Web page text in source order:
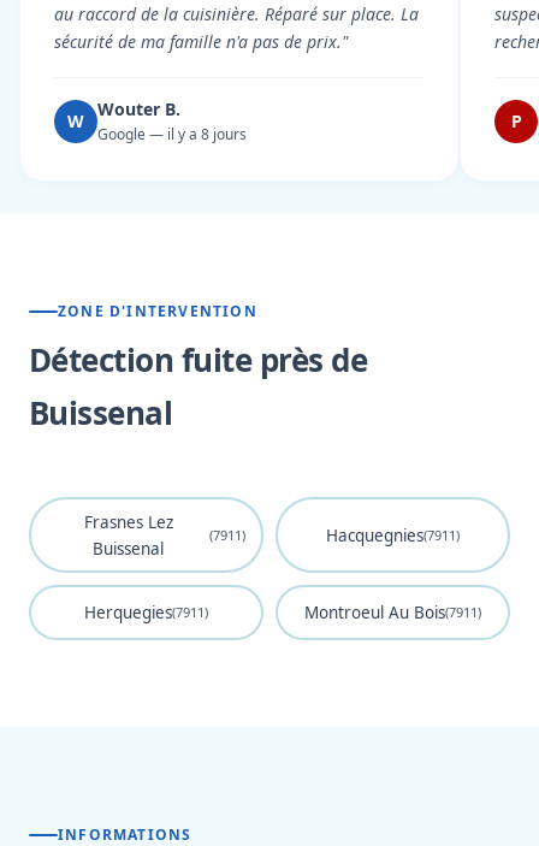
au raccord de la cuisinière. Réparé sur place. La
sécurité de ma famille n'a pas de prix."
W
Wouter B.
Google — il y a 8 jours
P
ZONE D'INTERVENTION
Détection fuite près de
Buissenal
Frasnes Lez
Buissenal
(7911) Hacquegnies(7911)
Herquegies(7911) Montroeul Au Bois(7911)
INFORMATIONS